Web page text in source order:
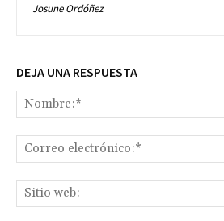
Josune Ordóñez
DEJA UNA RESPUESTA